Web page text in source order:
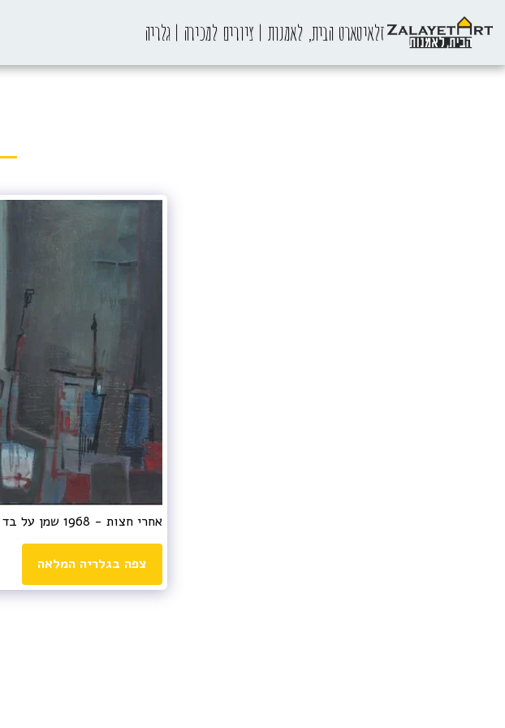
זלאיטארט הבית, לאמנות | ציורים למכירה | גלריה
אחרי חצות - 1968 שמן על בד 60X81
צפה בגלריה המלאה